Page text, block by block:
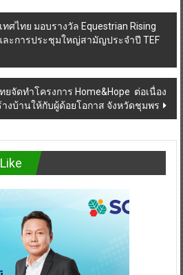
ศไทย มอบรางวัล Equestrian Rising
ละการประชุมใหญ่สามัญประจำปี TEF
จัดทำโครงการ Home&Hope ต่อเนื่อง
างบ้านให้กับผู้ด้อยโอกาส จังหวัดชุมพร